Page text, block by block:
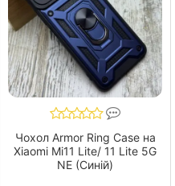
Чохол Armor Ring Case на
Xiaomi Mi11 Lite/ 11 Lite 5G
NE (Синій)